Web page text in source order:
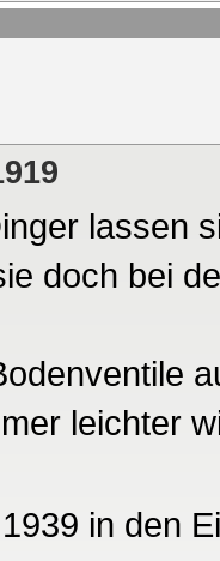
lassen
doch bei
leichter
in den